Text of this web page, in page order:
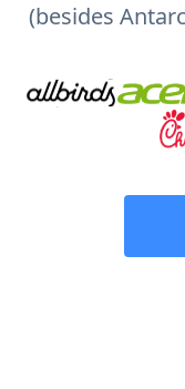
(besides